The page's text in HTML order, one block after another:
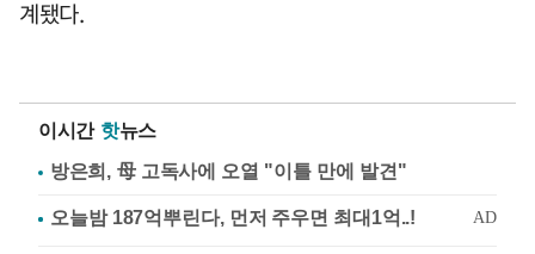
계됐다.
이시간 핫뉴스
방은희, 母 고독사에 오열 "이틀 만에 발견"